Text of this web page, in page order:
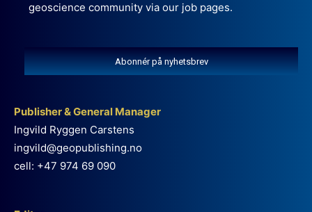
geoscience community via our job pages.
Abonnér på nyhetsbrev
Publisher & General Manager
Ingvild Ryggen Carstens
ingvild@geopublishing.no
cell: +47 974 69 090